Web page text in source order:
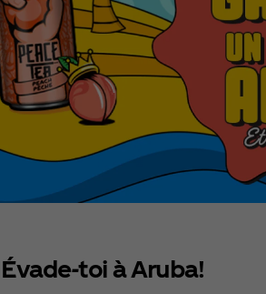
Évade-toi à Aruba!